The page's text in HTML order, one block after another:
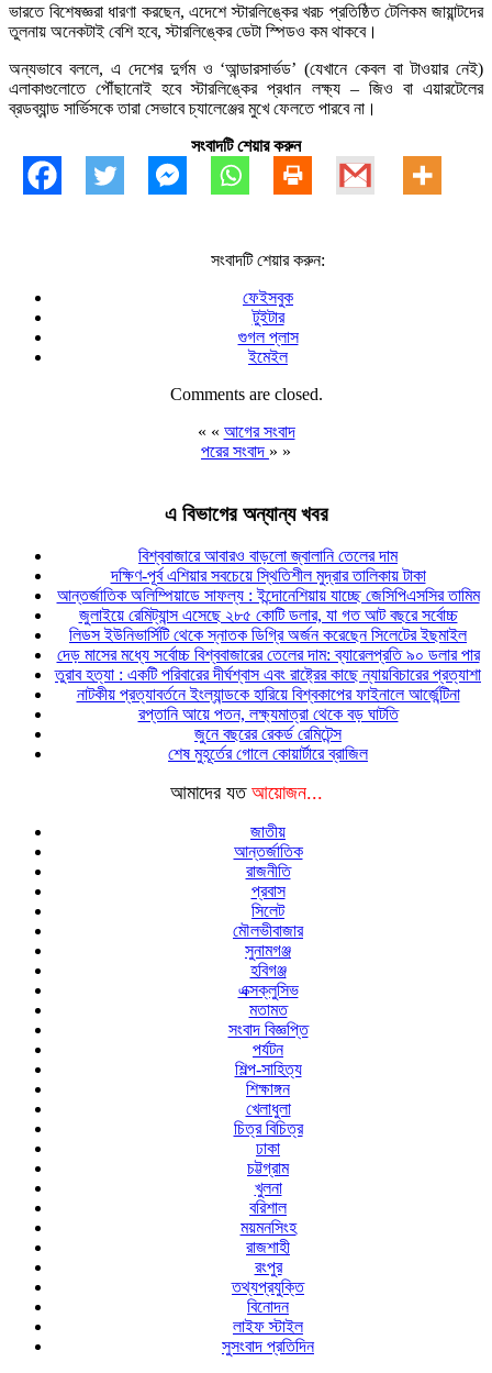
ভারতে বিশেষজ্ঞরা ধারণা করছেন, এদেশে স্টারলিঙ্কের খরচ প্রতিষ্ঠিত টেলিকম জায়ান্টদের
তুলনায় অনেকটাই বেশি হবে, স্টারলিঙ্কের ডেটা স্পিডও কম থাকবে।
অন্যভাবে বললে, এ দেশের দুর্গম ও ‘আন্ডারসার্ভড’ (যেখানে কেবল বা টাওয়ার নেই)
এলাকাগুলোতে পৌঁছানোই হবে স্টারলিঙ্কের প্রধান লক্ষ্য – জিও বা এয়ারটেলের
ব্রডব্যান্ড সার্ভিসকে তারা সেভাবে চ্যালেঞ্জের মুখে ফেলতে পারবে না।
সংবাদটি শেয়ার করুন
সংবাদটি শেয়ার করুন:
ফেইসবুক
টুইটার
গুগল প্লাস
ইমেইল
Comments are closed.
« « আগের সংবাদ
পরের সংবাদ » »
এ বিভাগের অন্যান্য খবর
বিশ্ববাজারে আবারও বাড়লো জ্বালানি তেলের দাম
দক্ষিণ-পূর্ব এশিয়ার সবচেয়ে স্থিতিশীল মুদ্রার তালিকায় টাকা
আন্তর্জাতিক অলিম্পিয়াডে সাফল্য : ইন্দোনেশিয়ায় যাচ্ছে জেসিপিএসসির তামিম
জুলাইয়ে রেমিট্যান্স এসেছে ২৮৫ কোটি ডলার, যা গত আট বছরে সর্বোচ্চ
লিডস ইউনিভার্সিটি থেকে স্নাতক ডিগ্রি অর্জন করেছেন সিলেটের ইছমাইল
দেড় মাসের মধ্যে সর্বোচ্চ বিশ্ববাজারের তেলের দাম: ব্যারেলপ্রতি ৯০ ডলার পার
তুরাব হত্যা : একটি পরিবারের দীর্ঘশ্বাস এবং রাষ্ট্রের কাছে ন্যায়বিচারের প্রত্যাশা
নাটকীয় প্রত্যাবর্তনে ইংল্যান্ডকে হারিয়ে বিশ্বকাপের ফাইনালে আর্জেন্টিনা
রপ্তানি আয়ে পতন, লক্ষ্যমাত্রা থেকে বড় ঘাটতি
জুনে বছরের রেকর্ড রেমিটেন্স
শেষ মুহূর্তের গোলে কোয়ার্টারে ব্রাজিল
আমাদের যত আয়োজন...
জাতীয়
আন্তর্জাতিক
রাজনীতি
প্রবাস
সিলেট
মৌলভীবাজার
সুনামগঞ্জ
হবিগঞ্জ
এক্সক্লুসিভ
মতামত
সংবাদ বিজ্ঞপ্তি
পর্যটন
শিল্প-সাহিত্য
শিক্ষাঙ্গন
খেলাধুলা
চিত্র বিচিত্র
ঢাকা
চট্টগ্রাম
খুলনা
বরিশাল
ময়মনসিংহ
রাজশাহী
রংপুর
তথ্যপ্রযুক্তি
বিনোদন
লাইফ স্টাইল
সুসংবাদ প্রতিদিন